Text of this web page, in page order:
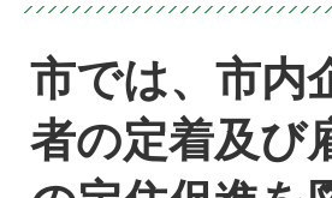
市では、市内
者の定着及び